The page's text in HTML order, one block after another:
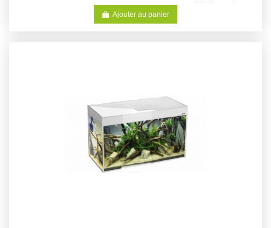
Ajouter au panier